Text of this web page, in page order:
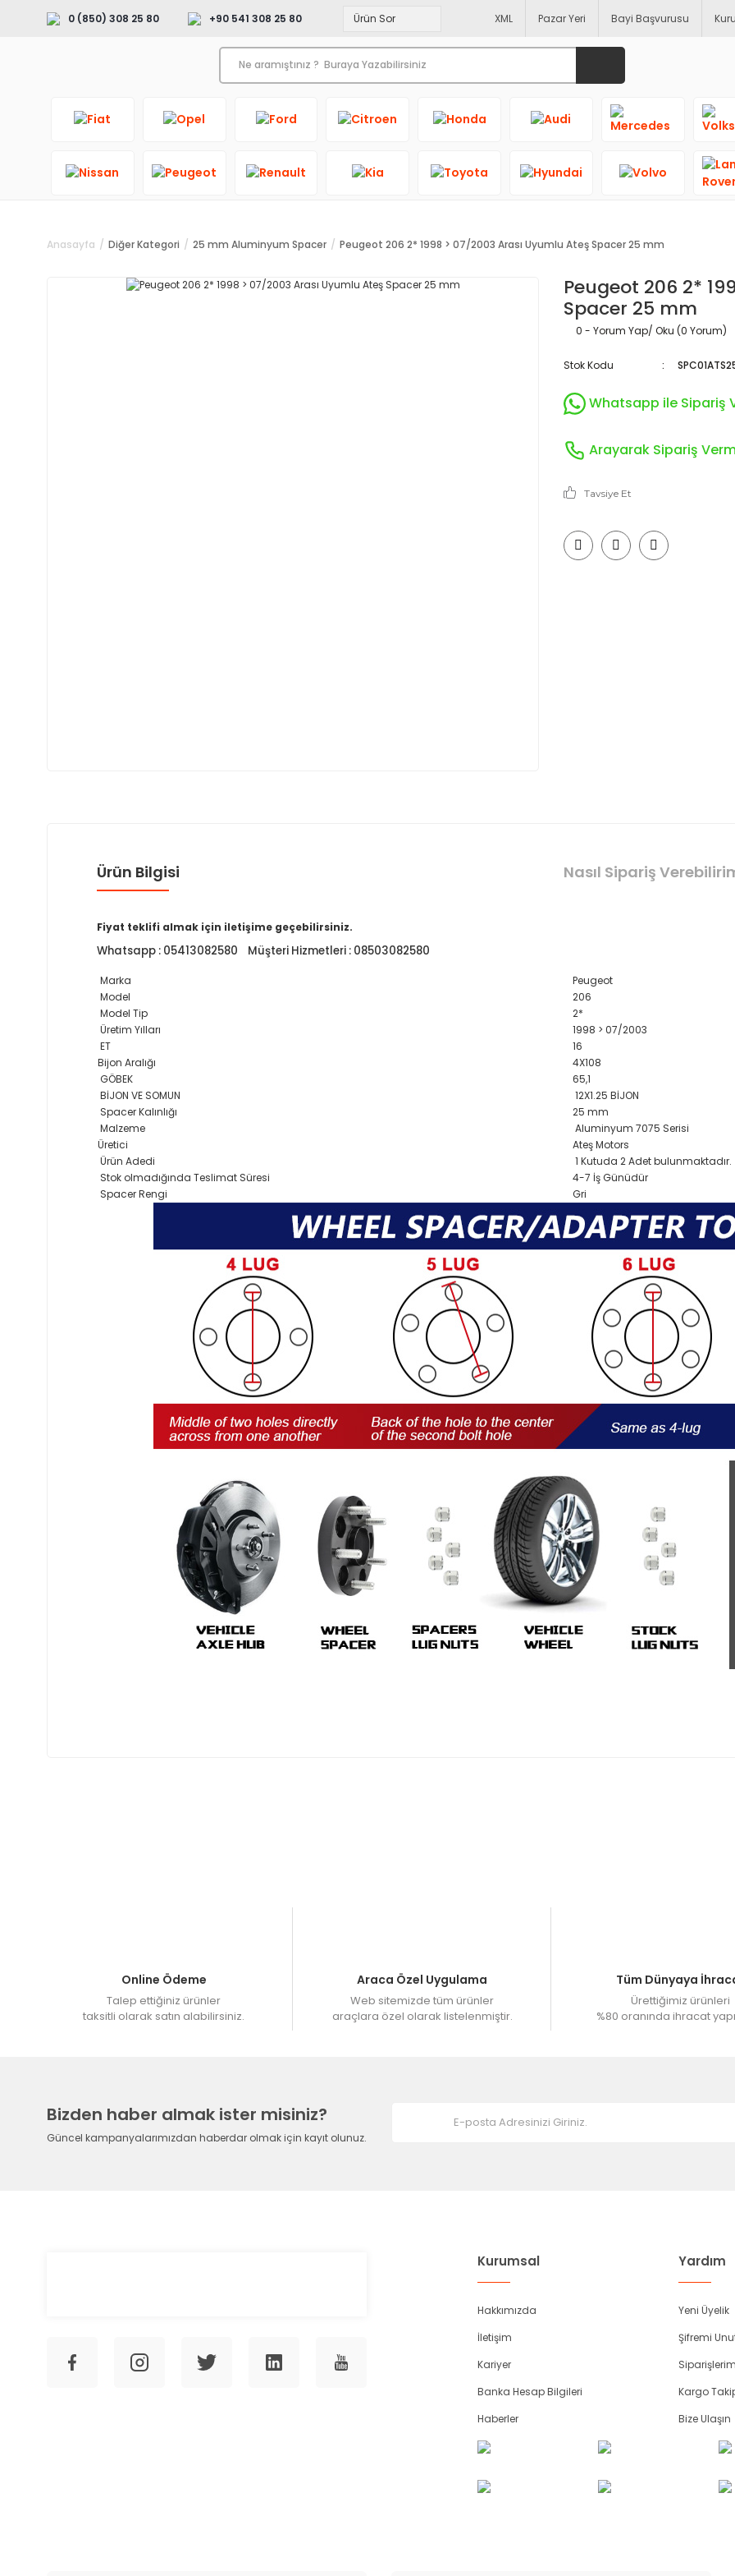
0 (850) 308 25 80 +90 541 308 25 80 XML Pazar Yeri Bayi Başvurusu
Anasayfa Diğer Kategori 25 mm Aluminyum Spacer Peugeot 206 2* 1998 > 07/2003 Arası Uyumlu Ateş Spacer 25 mm
Peugeot 206 2*
Spacer 25 mm
0 - Yorum Yap/ Oku (0 Yorum)
Stok Kodu
Whatsapp ile Sipariş
Arayarak Sipariş
Tavsiye Et
Ürün Bilgisi Nasıl Sipariş
Fiyat teklifi almak için iletişime geçebilirsiniz.
Whatsapp : 05413082580 Müşteri Hizmetleri : 08503082580
Marka
Peugeot
Model
206
Model Tip
2*
Üretim Yılları
1998 > 07/2003
ET
16
Bijon Aralığı
4X108
GÖBEK
65,1
BİJON VE SOMUN
12X1.25 BİJON
Spacer Kalınlığı
25 mm
Malzeme
Aluminyum 7075 Serisi
Üretici
Ateş Motors
Ürün Adedi
1 Kutuda 2 Adet bulunmaktadır.
Stok olmadığında Teslimat Süresi
4-7 İş Günüdür
Spacer Rengi
Gri
Online Ödeme
Talep ettiğiniz ürünler
taksitli olarak satın alabilirsiniz.
Araca Özel Uygulama
Web sitemizde tüm ürünler
araçlara özel olarak listelenmiştir.
Tüm Dünyaya
Ürettiğimiz ürünleri
%80 oranında ihracat
Bizden haber almak ister misiniz?
Güncel kampanyalarımızdan haberdar olmak için kayıt olunuz.
Kurumsal
Hakkımızda
İletişim
Kariyer
Banka Hesap Bilgileri
Haberler
Yardım
Yeni Üyelik
Şifremi
Kargo
Bize Ulaşın